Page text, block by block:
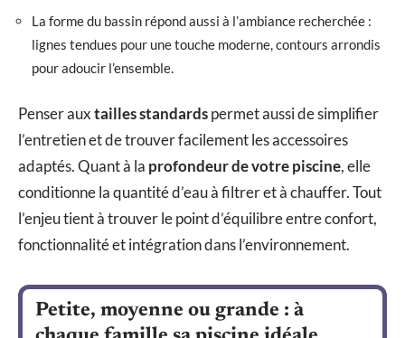
La forme du bassin répond aussi à l’ambiance recherchée :
lignes tendues pour une touche moderne, contours arrondis
pour adoucir l’ensemble.
Penser auxtailles standardspermet aussi de simplifier
l’entretien et de trouver facilement les accessoires
adaptés. Quant à la profondeur de votre piscine, elle
conditionne la quantité d’eau à filtrer et à chauffer. Tout
l’enjeu tient à trouver le point d’équilibre entre confort,
fonctionnalité et intégration dans l’environnement.
Petite, moyenne ou grande : à